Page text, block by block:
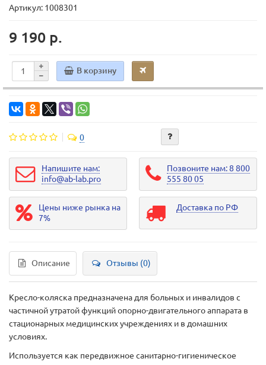
Артикул: 1008301
9 190 р.
В корзину
0
Напишите нам:
info@ab-lab.pro
Позвоните нам: 8 800
555 80 05
Цены ниже рынка на
7%
Доставка по РФ
Описание Отзывы (0)
Кресло-коляска предназначена для больных и инвалидов с
частичной утратой функций опорно-двигательного аппарата в
стационарных медицинских учреждениях и в домашних
условиях.
Используется как передвижное санитарно-гигиеническое